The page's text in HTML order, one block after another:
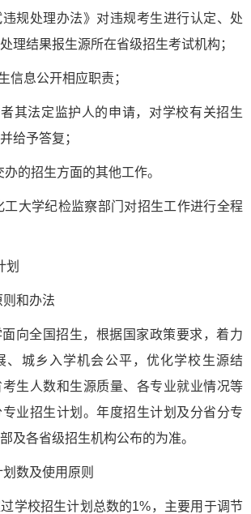
规处理办法》对违规考生进行认定、处
理结果报生源所在省级招生考试机构；
信息公开相应职责；
其法定监护人的申请，对学校有关招生
给予答复；
的招生方面的其他工作。
工大学纪检监察部门对招生工作进行全程
划
和办法
向全国招生，根据国家政策要求，着力
、城乡入学机会公平，优化学校生源结
生人数和生源质量、各专业就业情况等
业招生计划。年度招生计划及分省分专
及各省级招生机构公布的为准。
数及使用原则
学校招生计划总数的1%，主要用于调节